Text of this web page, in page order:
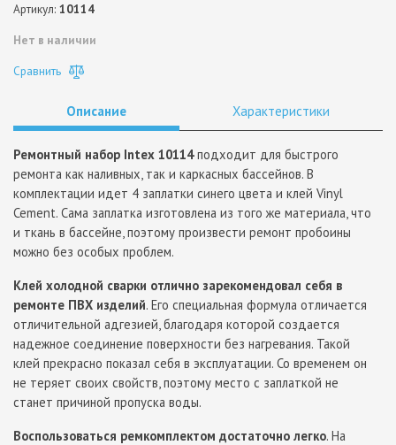
Артикул: 10114
Нет в наличии
Сравнить
Описание Характеристики
Ремонтный набор Intex 10114подходит для быстрого
ремонта как наливных, так и каркасных бассейнов. В
комплектации идет 4 заплатки синего цвета и клей Vinyl
Cement. Сама заплатка изготовлена из того же материала, что
и ткань в бассейне, поэтому произвести ремонт пробоины
можно без особых проблем.
Клей холодной сварки отлично зарекомендовал себя в
ремонте ПВХ изделий. Его специальная формула отличается
отличительной адгезией, благодаря которой создается
надежное соединение поверхности без нагревания. Такой
клей прекрасно показал себя в эксплуатации. Со временем он
не теряет своих свойств, поэтому место с заплаткой не
станет причиной пропуска воды.
Воспользоваться ремкомплектом достаточно легко. На